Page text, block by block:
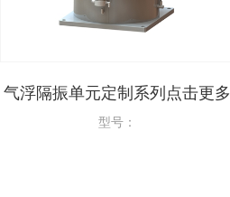
气浮隔振单元定制系列点击更多
型号：